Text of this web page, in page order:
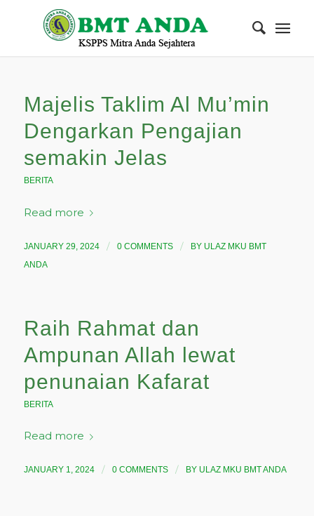
Majelis Taklim Al Mu’min
Dengarkan Pengajian
semakin Jelas
BERITA
Read more
JANUARY 29, 2024 / 0 COMMENTS / BY ULAZ MKU BMT
ANDA
Raih Rahmat dan
Ampunan Allah lewat
penunaian Kafarat
BERITA
Read more
JANUARY 1, 2024 / 0 COMMENTS / BY ULAZ MKU BMT ANDA